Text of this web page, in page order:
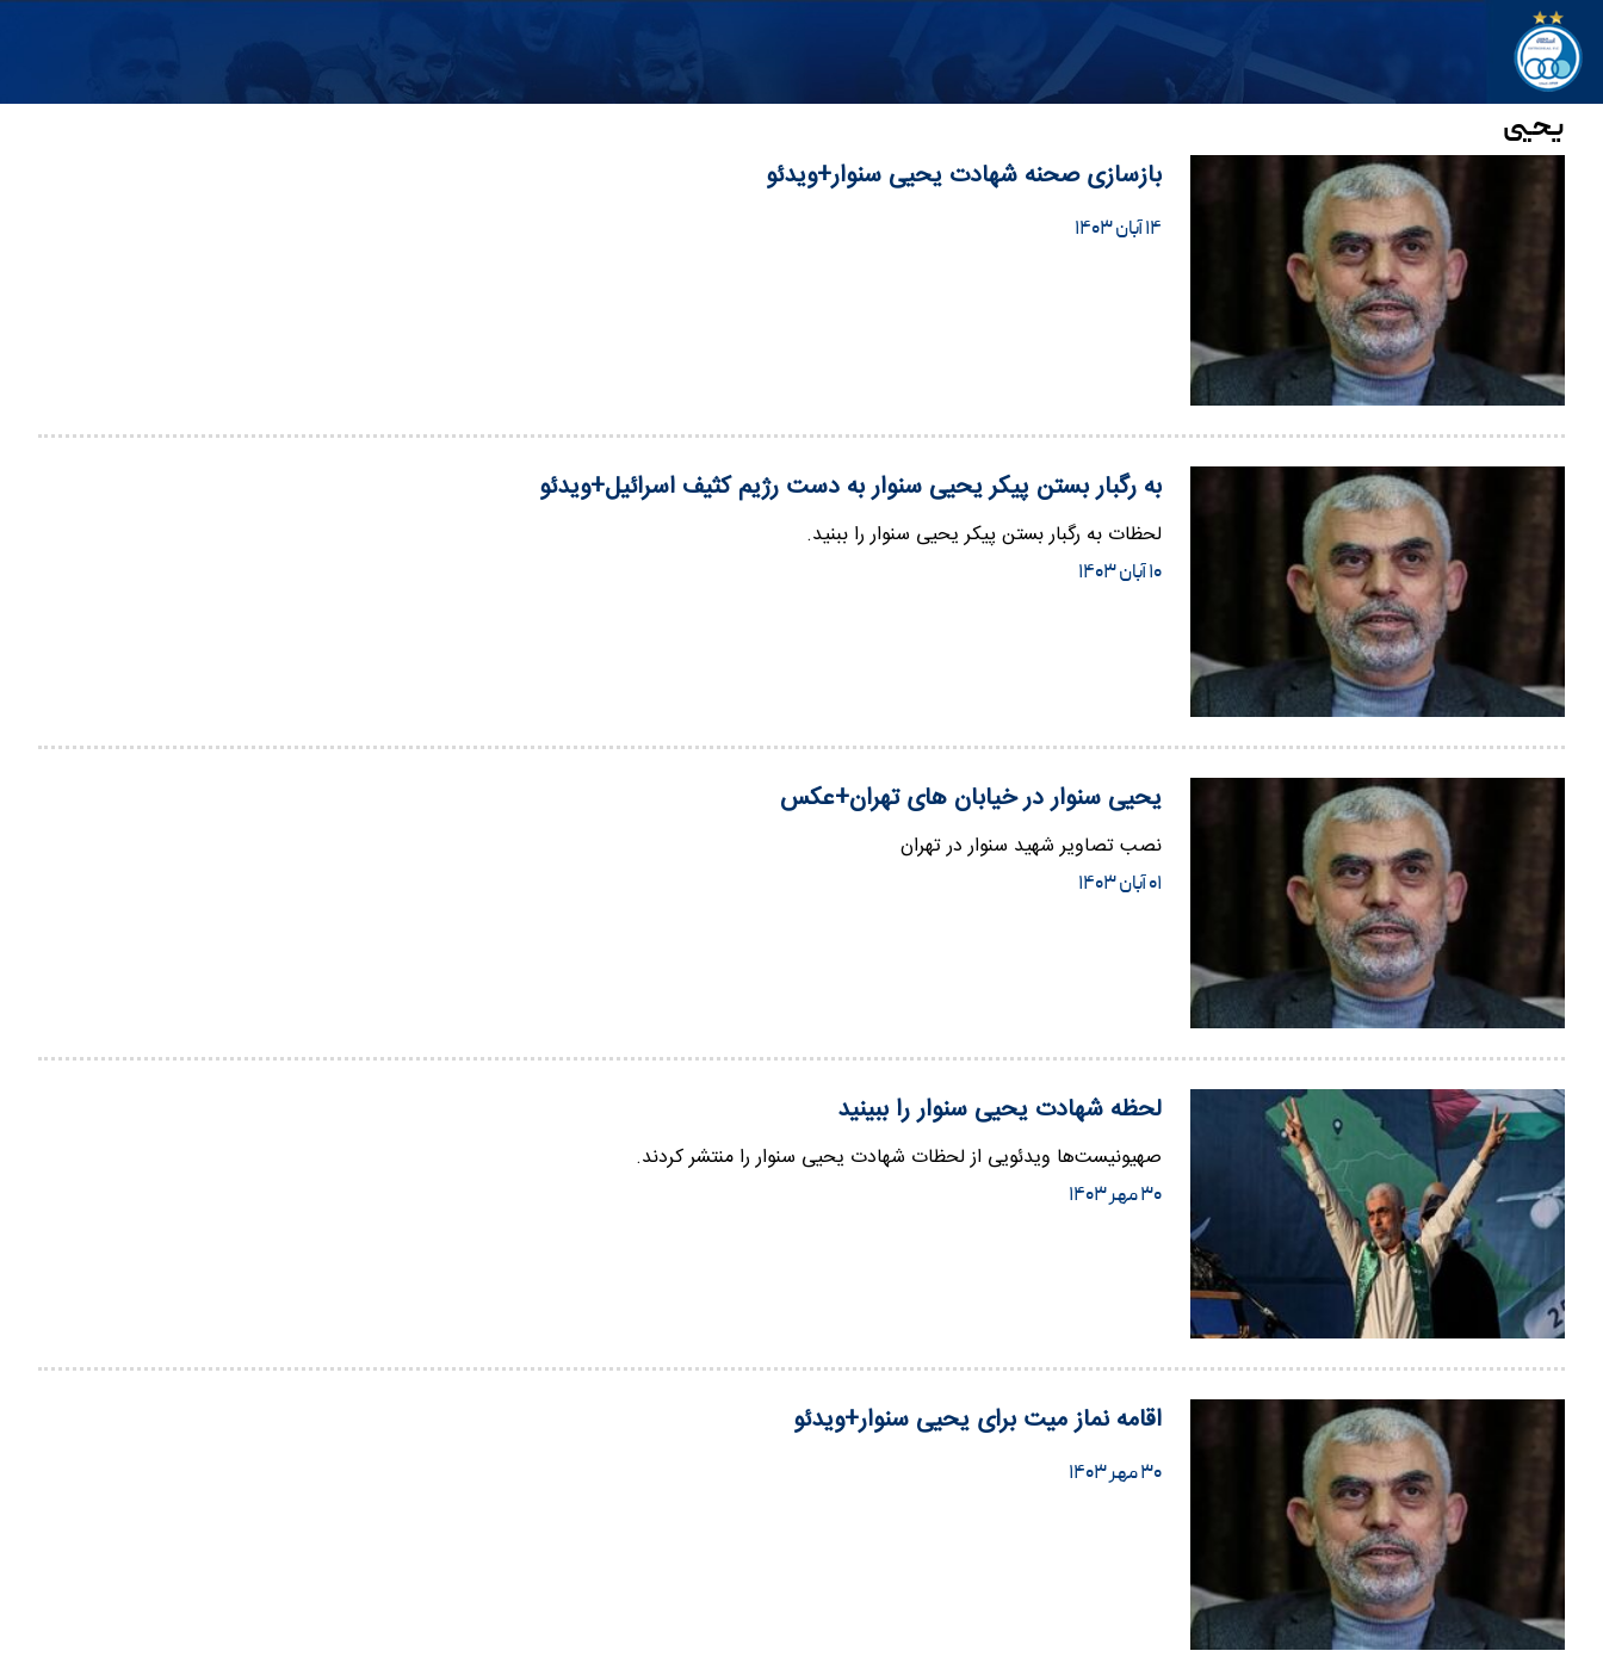
یحیی
بازسازی صحنه شهادت یحیی سنوار+ویدئو
۱۴ آبان ۱۴۰۳
به رگبار بستن پیکر یحیی سنوار به دست رژیم کثیف اسرائیل+ویدئو
لحظات به رگبار بستن پیکر یحیی سنوار را ببنید.
۱۰ آبان ۱۴۰۳
یحیی سنوار در خیابان های تهران+عکس
نصب تصاویر شهید سنوار در تهران
۰۱ آبان ۱۴۰۳
لحظه شهادت یحیی سنوار را ببینید
صهیونیست‌ها ویدئویی از لحظات شهادت یحیی سنوار را منتشر کردند.
۳۰ مهر ۱۴۰۳
اقامه نماز میت برای یحیی سنوار+ویدئو
۳۰ مهر ۱۴۰۳